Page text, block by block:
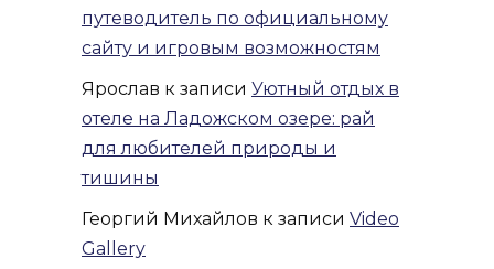
путеводитель по официальному
сайту и игровым возможностям
Ярослав к записи Уютный отдых в
отеле на Ладожском озере: рай
для любителей природы и
тишины
Георгий Михайлов к записи Video
Gallery